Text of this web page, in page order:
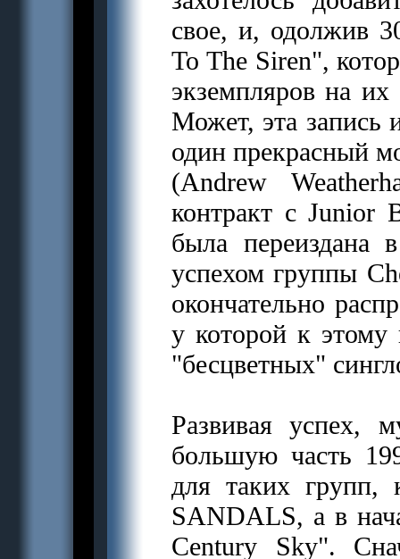
свое, и, одолжив
To The Siren",
экземпляров на
Может, эта запись
один прекрасный
(Andrew
контракт с Junior
была переиздана
успехом группы
окончательно
у которой к этому
"бесцветных"
Развивая успех,
большую часть
для таких
SANDALS, а в
Century Sky".